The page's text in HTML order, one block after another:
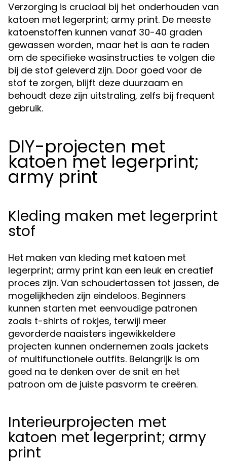
Verzorging is cruciaal bij het onderhouden van
katoen met legerprint; army print. De meeste
katoenstoffen kunnen vanaf 30-40 graden
gewassen worden, maar het is aan te raden
om de specifieke wasinstructies te volgen die
bij de stof geleverd zijn. Door goed voor de
stof te zorgen, blijft deze duurzaam en
behoudt deze zijn uitstraling, zelfs bij frequent
gebruik.
DIY-projecten met
katoen met legerprint;
army print
Kleding maken met legerprint
stof
Het maken van kleding met katoen met
legerprint; army print kan een leuk en creatief
proces zijn. Van schoudertassen tot jassen, de
mogelijkheden zijn eindeloos. Beginners
kunnen starten met eenvoudige patronen
zoals t-shirts of rokjes, terwijl meer
gevorderde naaisters ingewikkeldere
projecten kunnen ondernemen zoals jackets
of multifunctionele outfits. Belangrijk is om
goed na te denken over de snit en het
patroon om de juiste pasvorm te creëren.
Interieurprojecten met
katoen met legerprint; army
print